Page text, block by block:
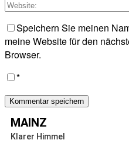
Speichern Sie meinen
meine Website für den
Browser.
*
MAINZ
Klarer Himmel